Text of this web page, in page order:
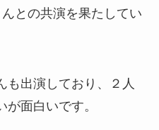
との共演を果たしてい
も出演しており、２人
面白いです。